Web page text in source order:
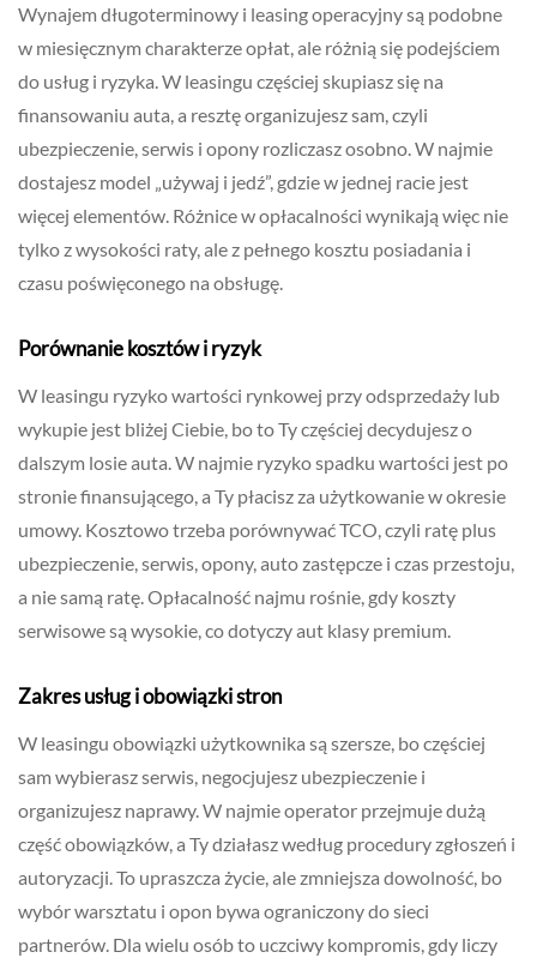
Wynajem długoterminowy i leasing operacyjny są podobne
w miesięcznym charakterze opłat, ale różnią się podejściem
do usług i ryzyka. W leasingu częściej skupiasz się na
finansowaniu auta, a resztę organizujesz sam, czyli
ubezpieczenie, serwis i opony rozliczasz osobno. W najmie
dostajesz model „używaj i jedź”, gdzie w jednej racie jest
więcej elementów. Różnice w opłacalności wynikają więc nie
tylko z wysokości raty, ale z pełnego kosztu posiadania i
czasu poświęconego na obsługę.
Porównanie kosztów i ryzyk
W leasingu ryzyko wartości rynkowej przy odsprzedaży lub
wykupie jest bliżej Ciebie, bo to Ty częściej decydujesz o
dalszym losie auta. W najmie ryzyko spadku wartości jest po
stronie finansującego, a Ty płacisz za użytkowanie w okresie
umowy. Kosztowo trzeba porównywać TCO, czyli ratę plus
ubezpieczenie, serwis, opony, auto zastępcze i czas przestoju,
a nie samą ratę. Opłacalność najmu rośnie, gdy koszty
serwisowe są wysokie, co dotyczy aut klasy premium.
Zakres usług i obowiązki stron
W leasingu obowiązki użytkownika są szersze, bo częściej
sam wybierasz serwis, negocjujesz ubezpieczenie i
organizujesz naprawy. W najmie operator przejmuje dużą
część obowiązków, a Ty działasz według procedury zgłoszeń i
autoryzacji. To upraszcza życie, ale zmniejsza dowolność, bo
wybór warsztatu i opon bywa ograniczony do sieci
partnerów. Dla wielu osób to uczciwy kompromis, gdy liczy